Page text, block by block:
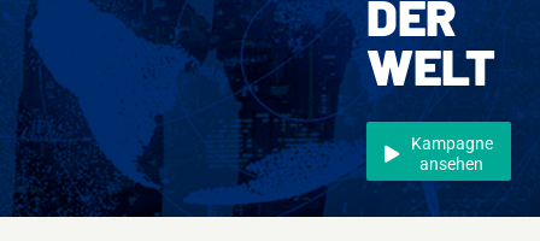
Events
Überregional
Jobs
Newsletter
DER
WELT
Kampagne
ansehen